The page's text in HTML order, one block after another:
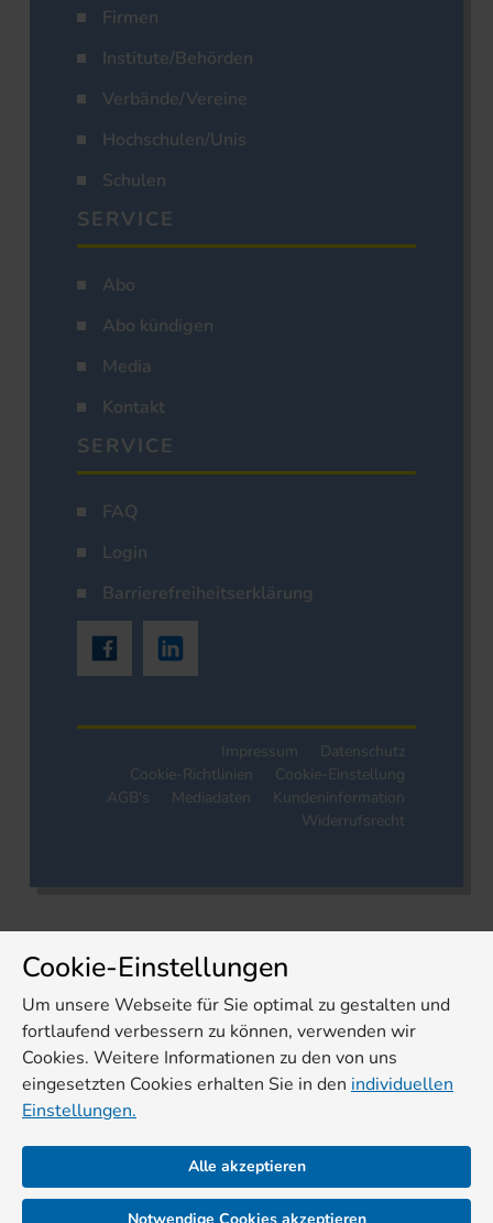
Firmen
Institute/Behörden
Verbände/Vereine
Hochschulen/Unis
Schulen
SERVICE
Abo
Abo kündigen
Media
Kontakt
SERVICE
FAQ
Login
Barrierefreiheitserklärung
Impressum
Datenschutz
Cookie-Richtlinien
Cookie-Einstellung
AGB's
Mediadaten
Kundeninformation
Widerrufsrecht
Cookie-Einstellungen
Um unsere Webseite für Sie optimal zu gestalten und
fortlaufend verbessern zu können, verwenden wir
Cookies. Weitere Informationen zu den von uns
eingesetzten Cookies erhalten Sie in den individuellen
Einstellungen.
Alle akzeptieren